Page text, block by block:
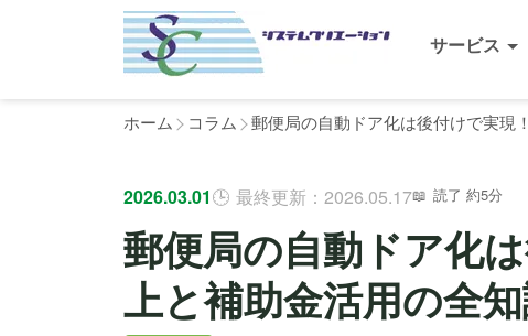
サービス
ホーム コラム 郵便局の自動ドア化は後付けで実現
2026.03.01 最終更新：2026.05.17 読了 約5分
郵便局の自動ドア化
上と補助金活用の全